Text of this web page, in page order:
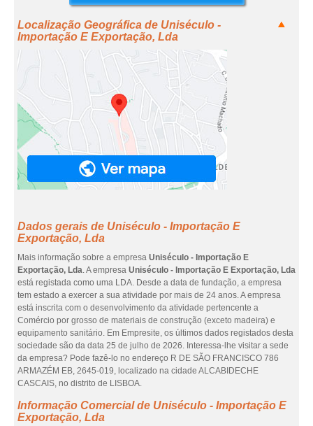
Localização Geográfica de Uniséculo -
Importação E Exportação, Lda
Dados gerais de Uniséculo - Importação E
Exportação, Lda
Mais informação sobre a empresa Uniséculo - Importação E
Exportação, Lda. A empresa Uniséculo - Importação E Exportação, Lda
está registada como uma LDA. Desde a data de fundação, a empresa
tem estado a exercer a sua atividade por mais de 24 anos. A empresa
está inscrita com o desenvolvimento da atividade pertencente a
Comércio por grosso de materiais de construção (exceto madeira) e
equipamento sanitário. Em Empresite, os últimos dados registados desta
sociedade são da data 25 de julho de 2026. Interessa-lhe visitar a sede
da empresa? Pode fazê-lo no endereço R DE SÃO FRANCISCO 786
ARMAZÉM EB, 2645-019, localizado na cidade ALCABIDECHE
CASCAIS, no distrito de LISBOA.
Informação Comercial de Uniséculo - Importação E
Exportação, Lda